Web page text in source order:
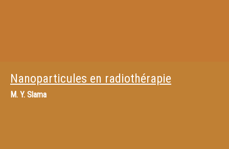
Nanoparticules en radiothérapie
M. Y. Slama